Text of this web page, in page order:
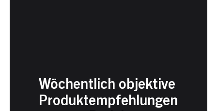
Wöchentlich objektive
Produktempfehlungen